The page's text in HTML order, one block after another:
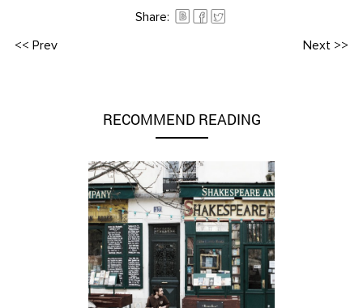
Share:
<< Prev Next >>
RECOMMEND READING